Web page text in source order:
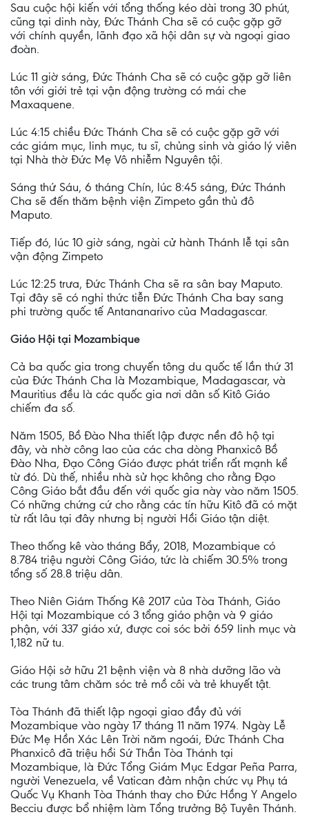
Sau cuộc hội kiến với tổng thống kéo dài trong 30 phút,
cũng tại dinh này, Đức Thánh Cha sẽ có cuộc gặp gỡ
với chính quyền, lãnh đạo xã hội dân sự và ngoại giao
đoàn.
Lúc 11 giờ sáng, Đức Thánh Cha sẽ có cuộc gặp gỡ liên
tôn với giới trẻ tại vận động trường có mái che
Maxaquene.
Lúc 4:15 chiều Đức Thánh Cha sẽ có cuộc gặp gỡ với
các giám mục, linh mục, tu sĩ, chủng sinh và giáo lý viên
tại Nhà thờ Đức Mẹ Vô nhiễm Nguyên tội.
Sáng thứ Sáu, 6 tháng Chín, lúc 8:45 sáng, Đức Thánh
Cha sẽ đến thăm bệnh viện Zimpeto gần thủ đô
Maputo.
Tiếp đó, lúc 10 giờ sáng, ngài cử hành Thánh lễ tại sân
vận động Zimpeto
Lúc 12:25 trưa, Đức Thánh Cha sẽ ra sân bay Maputo.
Tại đây sẽ có nghi thức tiễn Đức Thánh Cha bay sang
phi trường quốc tế Antananarivo của Madagascar.
Giáo Hội tại Mozambique
Cả ba quốc gia trong chuyến tông du quốc tế lần thứ 31
của Đức Thánh Cha là Mozambique, Madagascar, và
Mauritius đều là các quốc gia nơi dân số Kitô Giáo
chiếm đa số.
Năm 1505, Bồ Đào Nha thiết lập được nền đô hộ tại
đây, và nhờ công lao của các cha dòng Phanxicô Bồ
Đào Nha, Đạo Công Giáo được phát triển rất mạnh kể
từ đó. Dù thế, nhiều nhà sử học không cho rằng Đạo
Công Giáo bắt đầu đến với quốc gia này vào năm 1505.
Có những chứng cứ cho rằng các tín hữu Kitô đã có mặt
từ rất lâu tại đây nhưng bị người Hồi Giáo tận diệt.
Theo thống kê vào tháng Bẩy, 2018, Mozambique có
8.784 triệu người Công Giáo, tức là chiếm 30.5% trong
tổng số 28.8 triệu dân.
Theo Niên Giám Thống Kê 2017 của Tòa Thánh, Giáo
Hội tại Mozambique có 3 tổng giáo phận và 9 giáo
phận, với 337 giáo xứ, được coi sóc bởi 659 linh mục và
1,182 nữ tu.
Giáo Hội sở hữu 21 bệnh viện và 8 nhà dưỡng lão và
các trung tâm chăm sóc trẻ mồ côi và trẻ khuyết tật.
Tòa Thánh đã thiết lập ngoại giao đầy đủ với
Mozambique vào ngày 17 tháng 11 năm 1974. Ngày Lễ
Đức Mẹ Hồn Xác Lên Trời năm ngoái, Đức Thánh Cha
Phanxicô đã triệu hồi Sứ Thần Tòa Thánh tại
Mozambique, là Đức Tổng Giám Mục Edgar Peña Parra,
người Venezuela, về Vatican đảm nhận chức vụ Phụ tá
Quốc Vụ Khanh Tòa Thánh thay cho Đức Hồng Y Angelo
Becciu được bổ nhiệm làm Tổng trưởng Bộ Tuyên Thánh.